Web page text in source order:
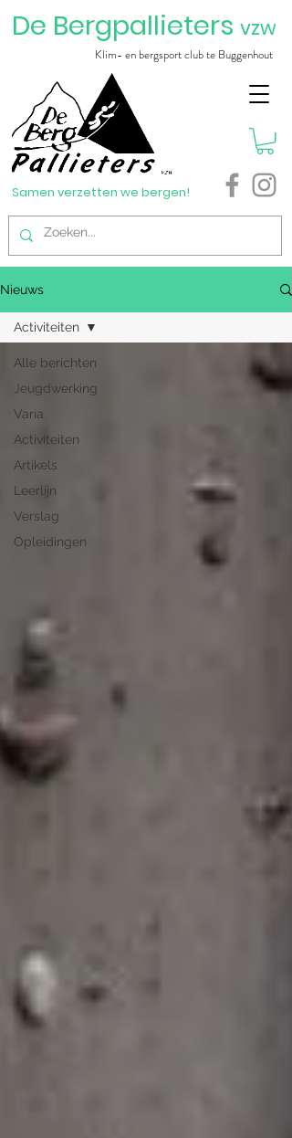
De Bergpallieters vzw
Klim- en bergsport club te Buggenhout
Samen verzetten we bergen!
Nieuws
Alle berichten
Jeugdwerking
Varia
Activiteiten
Artikels
Leerlijn
Verslag
Opleidingen
Activiteiten